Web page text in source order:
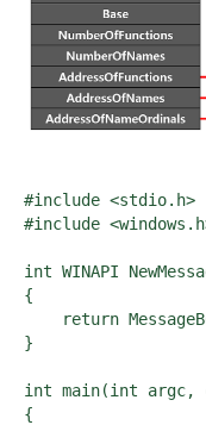
#include <stdio.h>
#include
int WINAPI
{
return
}
int main(int argc,
{